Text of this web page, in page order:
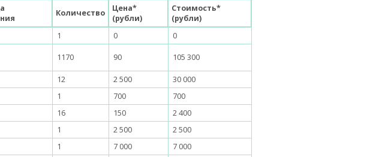
Количество
Цена*
(рубли)
Стоимость*
(рубли)
1 0
0
1170 90 105 300
12 2 500
30 000
1 700
700
16 150
2 400
1 2 500
2 500
1 7 000
7 000